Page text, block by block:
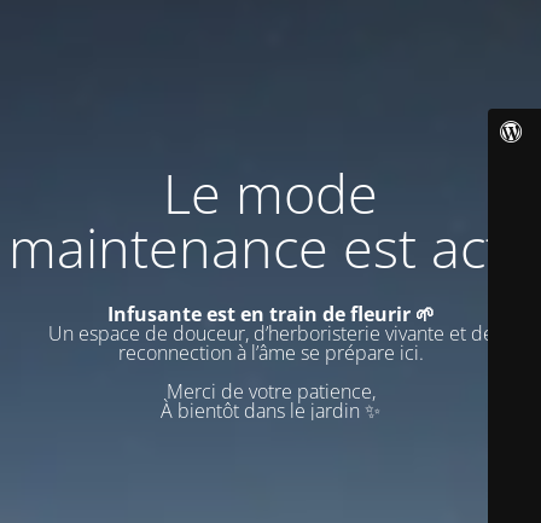
Le mode
maintenance est actif
Infusante est en train de fleurir 🌱
Un espace de douceur, d’herboristerie vivante et de
reconnection à l’âme se prépare ici.
Merci de votre patience,
À bientôt dans le jardin ✨